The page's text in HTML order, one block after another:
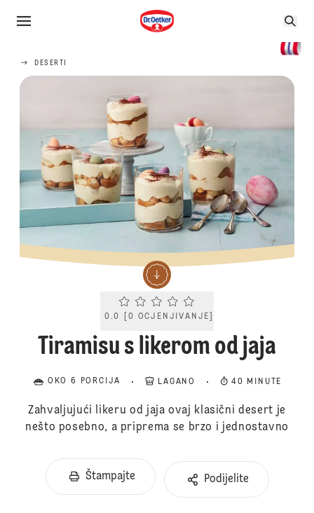
DESERTI
Current rating 0.0. Click to rate.
0.0 [0 OCJENJIVANJE
Tiramisu s likerom od jaja
OKO 6 PORCIJA LAGANO 40 MINUTE
Zahvaljujući likeru od jaja ovaj klasični desert je
nešto posebno, a priprema se brzo i jednostavno
Štampajte Podijelite